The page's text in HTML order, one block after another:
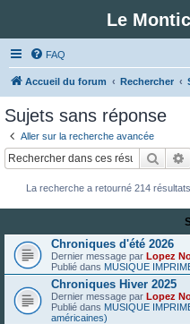
Le
FAQ
Accueil du forum Rechercher
Sujets sans réponse
Aller sur la recherche avancée
La recherche a retourné 214 résultats
Chroniques d'été 2026
Dernier message par Lopez
Publié dans MUSIQUE
Chroniques Hiver 2025
Dernier message par Lopez
Publié dans MUSIQUE
américaines)